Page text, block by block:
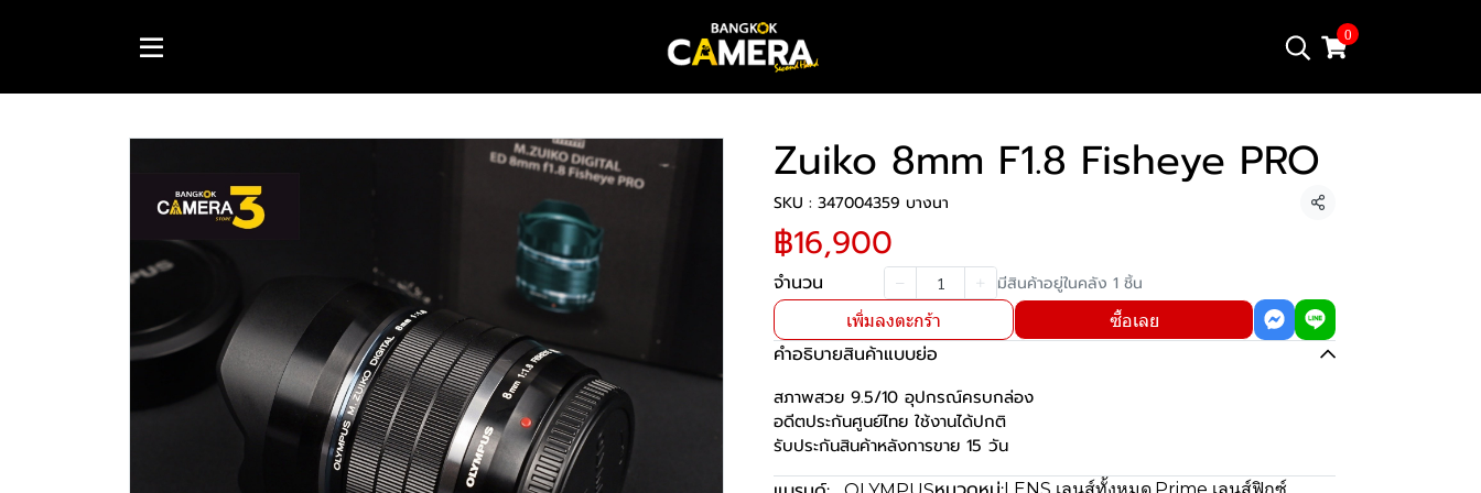
0
Zuiko 8mm F1.8 Fisheye PRO
SKU : 347004359 บางนา แชร์
฿16,900
จำนวน
มีสินค้าอยู่ในคลัง 1 ชิ้น
เพิ่มลงตะกร้า
ซื้อเลย
คำอธิบายสินค้าแบบย่อ
สภาพสวย 9.5/10 อุปกรณ์ครบกล่อง
อดีตประกันศูนย์ไทย ใช้งานได้ปกติ
รับประกันสินค้าหลังการขาย 15 วัน